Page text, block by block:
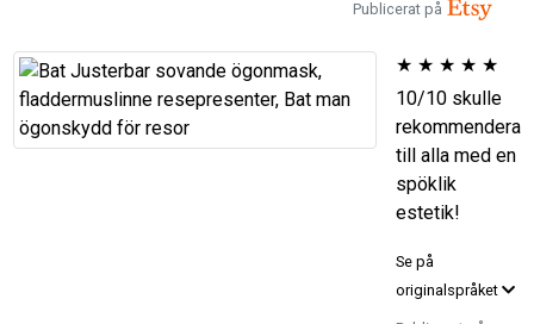
Publicerat på
★ ★ ★ ★ ★
10/10 skulle
rekommendera
till alla med en
spöklik
estetik!
Se på
originalspråket